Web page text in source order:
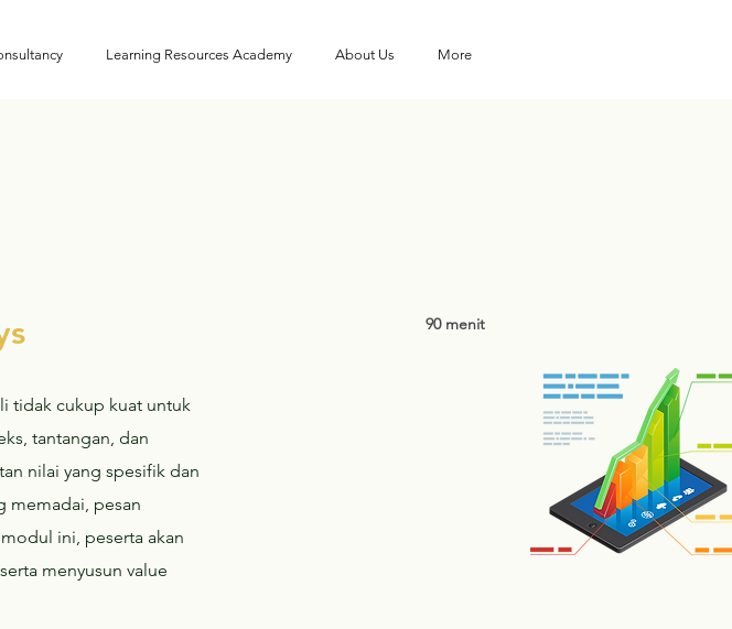
Learning Resources Academy About Us More
tidak cukup kuat untuk
tantangan, dan
nilai yang spesifik dan
memadai, pesan
ini, peserta akan
menyusun value
90 menit